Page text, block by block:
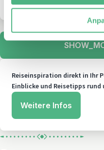
Wann ist die beste
Reiseinspiration direkt in Ihr
Einblicke und Reisetipps rund
Weitere Infos